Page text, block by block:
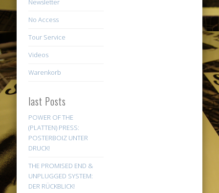
Newsletter
No Access
Tour Service
Videos
Warenkorb
last Posts
POWER OF THE
(PLATTEN) PRESS:
POSTERBOIZ UNTER
DRUCK!
THE PROMISED END &
UNPLUGGED SYSTEM:
DER RÜCKBLICK!